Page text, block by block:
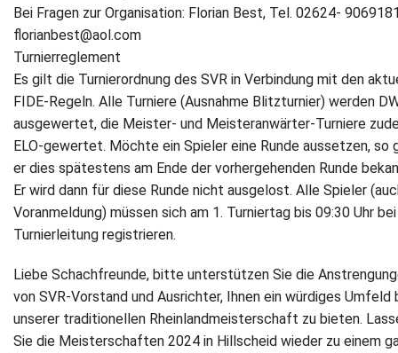
Bei Fragen zur Organisation: Florian Best, Tel. 02624-
florianbest@aol.com
Turnierreglement
Es gilt die Turnierordnung des SVR in Verbindung mit den
FIDE-Regeln. Alle Turniere (Ausnahme Blitzturnier) werden
ausgewertet, die Meister- und Meisteranwärter-Turniere
ELO-gewertet. Möchte ein Spieler eine Runde aussetzen, so
er dies spätestens am Ende der vorhergehenden Runde
Er wird dann für diese Runde nicht ausgelost. Alle Spieler
Voranmeldung) müssen sich am 1. Turniertag bis 09:30 Uhr
Turnierleitung registrieren.
Liebe Schachfreunde, bitte unterstützen Sie die
von SVR-Vorstand und Ausrichter, Ihnen ein würdiges Umfeld
unserer traditionellen Rheinlandmeisterschaft zu bieten.
Sie die Meisterschaften 2024 in Hillscheid wieder zu einem